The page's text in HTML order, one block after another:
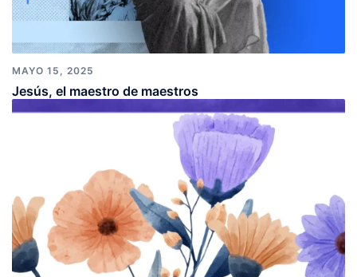
MAYO 15, 2025
Jesús, el maestro de maestros